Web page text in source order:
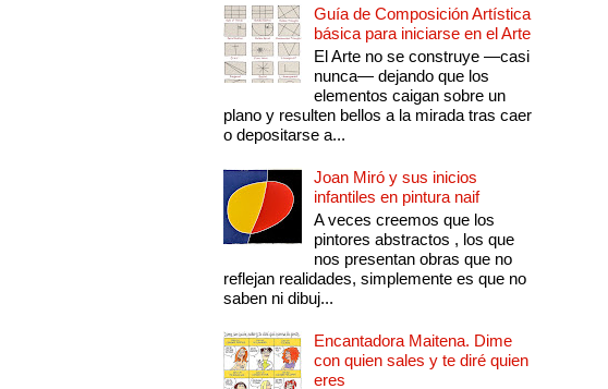
Guía de Composición Artística
básica para iniciarse en el Arte
El Arte no se construye —casi
nunca— dejando que los
elementos caigan sobre un
plano y resulten bellos a la mirada tras caer
o depositarse a...
Joan Miró y sus inicios
infantiles en pintura naif
A veces creemos que los
pintores abstractos , los que
nos presentan obras que no
reflejan realidades, simplemente es que no
saben ni dibuj...
Encantadora Maitena. Dime
con quien sales y te diré quien
eres